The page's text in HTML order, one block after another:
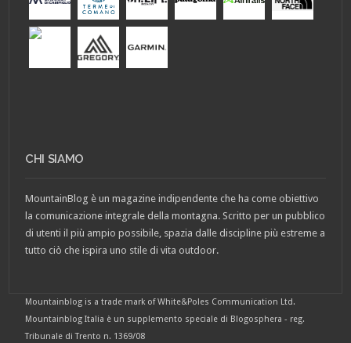
CHI SIAMO
MountainBlog è un magazine indipendente che ha come obiettivo
la comunicazione integrale della montagna. Scritto per un pubblico
di utenti il più ampio possibile, spazia dalle discipline più estreme a
tutto ciò che ispira uno stile di vita outdoor.
Mountainblog is a trade mark of White&Poles Communication Ltd.
Mountainblog Italia è un supplemento speciale di Blogosphera - reg.
Tribunale di Trento n. 1369/08